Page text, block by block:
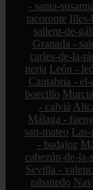
- santa-
tacoronte Illes-
sallent-de-
Granada -
carles-de-la-
nerja León -
Cantabria -
boecillo
- calvià
Málaga -
san-mateo Las-
- badajoz
cabezón-de-la-
Sevilla -
rabanedo